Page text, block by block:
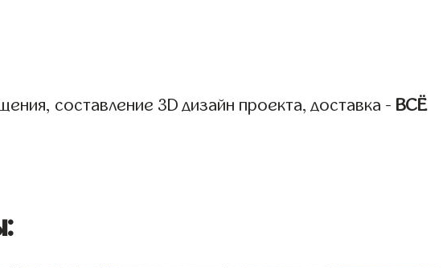
составление 3D дизайн проекта, доставка - ВСЁ